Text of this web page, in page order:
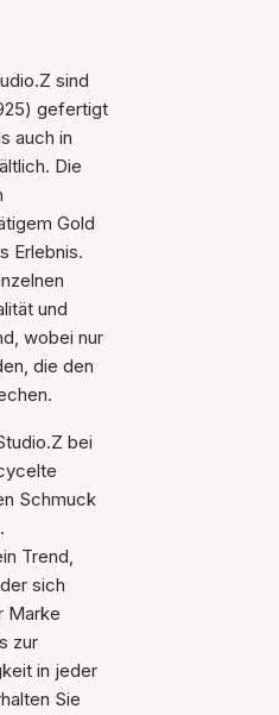
sind
gefertigt
auch in
Die
Gold
Erlebnis.
und
wobei nur
die den
bei
Schmuck
Trend,
sich
Marke
zur
in jeder
Sie